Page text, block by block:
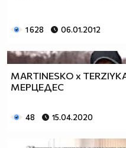
1 628 06.01.2012
MARTINESKO x
МЕРЦЕДЕС
48 15.04.2020